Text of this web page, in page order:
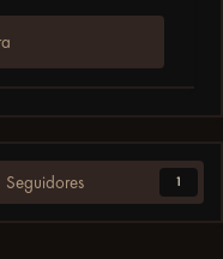
Seguidores 1